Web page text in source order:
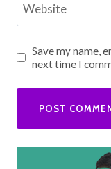
Website
Save my name,
next time I